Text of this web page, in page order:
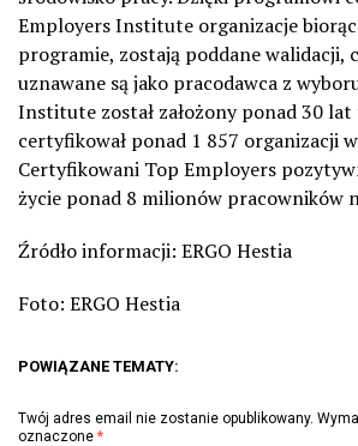
Employers Institute organizacje
programie, zostają poddane walidacji,
uznawane są jako pracodawca z
Institute został założony ponad 30
certyfikował ponad 1 857 organizacji
Certyfikowani Top Employers
życie ponad 8 milionów pracowników
Źródło informacji: ERGO Hestia
Foto: ERGO Hestia
POWIĄZANE TEMATY:
Twój adres email nie zostanie opublikowany.
oznaczone *